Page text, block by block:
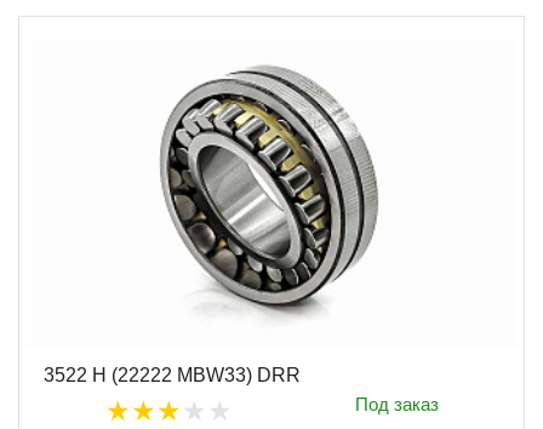
3522 Н (22222 MBW33) DRR
Под заказ